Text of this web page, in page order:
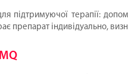
підтримуючої терапії:
препарат індивідуально,